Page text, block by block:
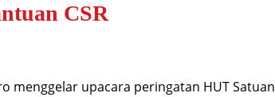
CSR
menggelar upacara peringatan HUT Satuan